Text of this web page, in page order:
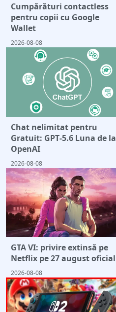
Cumpărături contactless
pentru copii cu Google
Wallet
2026-08-08
Chat nelimitat pentru
Gratuit: GPT‑5.6 Luna de la
OpenAI
2026-08-08
GTA VI: privire extinsă pe
Netflix pe 27 august oficial
2026-08-08